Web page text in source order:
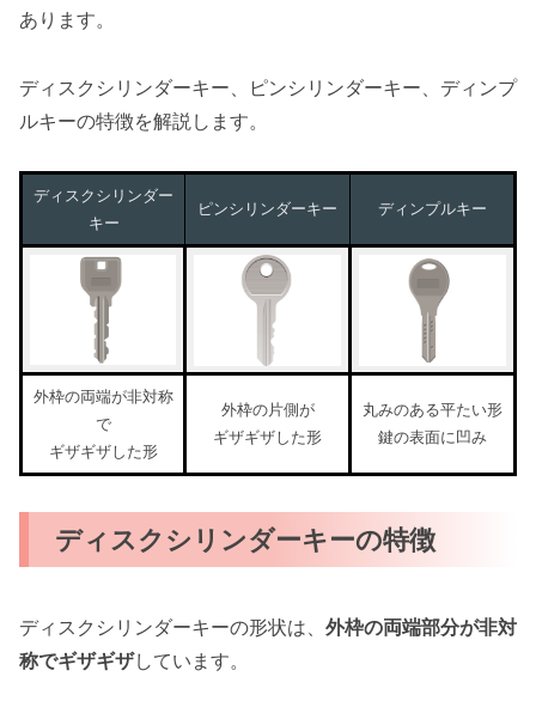
あります。
ディスクシリンダーキー、ピンシリンダーキー、ディンプ
ルキーの特徴を解説します。
ディスクシリンダー
キー
ピンシリンダーキー ディンプルキー
外枠の両端が非対称
で
ギザギザした形
外枠の片側が
ギザギザした形
丸みのある平たい形
鍵の表面に凹み
ディスクシリンダーキーの特徴
ディスクシリンダーキーの形状は、 外枠の両端部分が非対
称でギザギザしています。